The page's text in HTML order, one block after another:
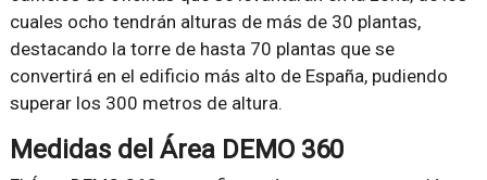
cuales ocho tendrán alturas de más de 30 plantas,
destacando la torre de hasta 70 plantas que se
convertirá en el edificio más alto de España, pudiendo
superar los 300 metros de altura.
Medidas del Área DEMO 360